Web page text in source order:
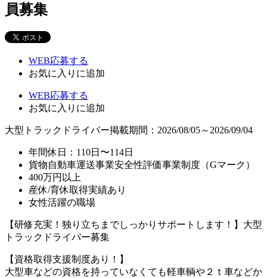
員募集
WEB応募する
お気に入り に追加
WEB応募する
お気に入り に追加
大型トラックドライバー掲載期間：2026/08/05～2026/09/04
年間休日：110日〜114日
貨物自動車運送事業安全性評価事業制度（Gマーク）
400万円以上
産休/育休取得実績あり
女性活躍の職場
【研修充実！独り立ちまでしっかりサポートします！】大型
トラックドライバー募集
【資格取得支援制度あり！】
大型車などの資格を持っていなくても軽車輌や２ｔ車などか